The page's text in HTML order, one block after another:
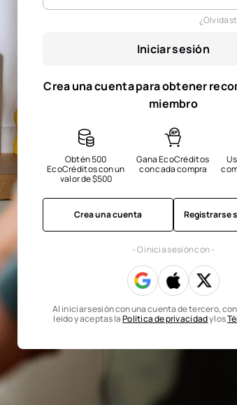
Iniciar sesión
Crea una cuenta para obtener
miembro
Obtén 500
EcoCréditos con un
valor de $500
Gana EcoCréditos
con cada compra
Crea una cuenta Registrarse
- O inicia sesión con -
Al iniciar sesión con una cuenta de tercero,
leído y aceptas laPolítica de privacidady los